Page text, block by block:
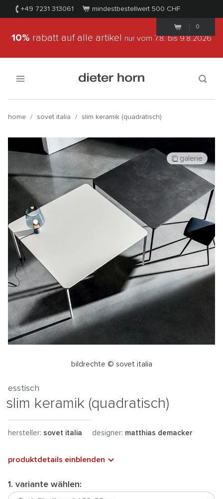
+49 7231 313061 mindestbestellwert 500 CHF
0
10% rabatt auf alle artikel nur vom 7.8.bis 9.8.2026
home / sovet italia / slim keramik (quadratisch)
bildrechte © sovet italia
galerie
esstisch
slim keramik (quadratisch)
hersteller: sovet italia designer: matthias demacker
produktdetails einblenden
1. variante wählen: